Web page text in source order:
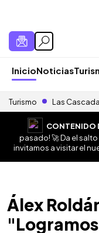
InicioNoticias
Turismo Las
CONTENIDO
pasado! 🚀 Da el
invitamos a visitar el
Álex